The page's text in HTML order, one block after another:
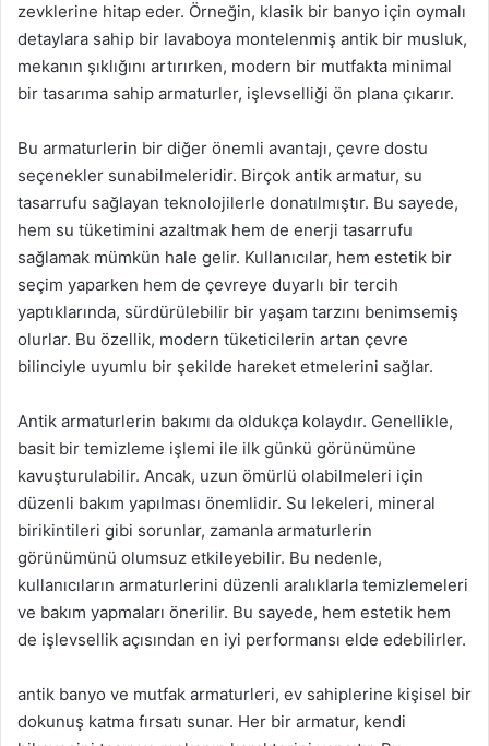
zevklerine hitap eder. Örneğin, klasik bir banyo için oymalı
detaylara sahip bir lavaboya montelenmiş antik bir musluk,
mekanın şıklığını artırırken, modern bir mutfakta minimal
bir tasarıma sahip armaturler, işlevselliği ön plana çıkarır.
Bu armaturlerin bir diğer önemli avantajı, çevre dostu
seçenekler sunabilmeleridir. Birçok antik armatur, su
tasarrufu sağlayan teknolojilerle donatılmıştır. Bu sayede,
hem su tüketimini azaltmak hem de enerji tasarrufu
sağlamak mümkün hale gelir. Kullanıcılar, hem estetik bir
seçim yaparken hem de çevreye duyarlı bir tercih
yaptıklarında, sürdürülebilir bir yaşam tarzını benimsemiş
olurlar. Bu özellik, modern tüketicilerin artan çevre
bilinciyle uyumlu bir şekilde hareket etmelerini sağlar.
Antik armaturlerin bakımı da oldukça kolaydır. Genellikle,
basit bir temizleme işlemi ile ilk günkü görünümüne
kavuşturulabilir. Ancak, uzun ömürlü olabilmeleri için
düzenli bakım yapılması önemlidir. Su lekeleri, mineral
birikintileri gibi sorunlar, zamanla armaturlerin
görünümünü olumsuz etkileyebilir. Bu nedenle,
kullanıcıların armaturlerini düzenli aralıklarla temizlemeleri
ve bakım yapmaları önerilir. Bu sayede, hem estetik hem
de işlevsellik açısından en iyi performansı elde edebilirler.
antik banyo ve mutfak armaturleri, ev sahiplerine kişisel bir
dokunuş katma fırsatı sunar. Her bir armatur, kendi